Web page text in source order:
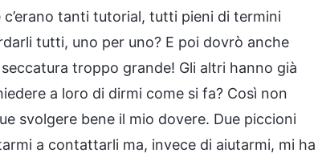
tanti tutorial, tutti pieni di termini
tutti, uno per uno? E poi dovrò anche
troppo grande! Gli altri hanno già
a loro di dirmi come si fa? Così non
svolgere bene il mio dovere. Due piccioni
a contattarli ma, invece di aiutarmi, mi ha